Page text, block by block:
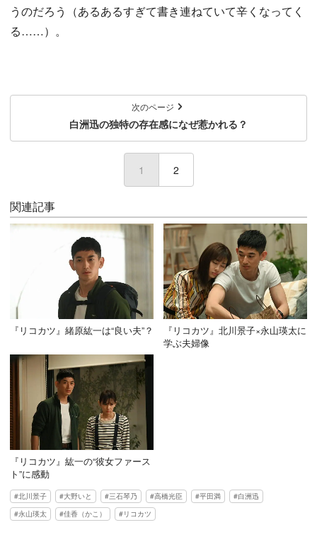
うのだろう（あるあるすぎて書き連ねていて辛くなってく
る……）。
次のページ
白洲迅の独特の存在感になぜ惹かれる？
1 (current)
2
関連記事
『リコカツ』緒原紘一は“良い夫”？
『リコカツ』北川景子×永山瑛太に
学ぶ夫婦像
『リコカツ』紘一の“彼女ファース
ト”に感動
北川景子 大野いと 三石琴乃 高橋光臣 平田満
白洲迅
永山瑛太
佳香（かこ） リコカツ